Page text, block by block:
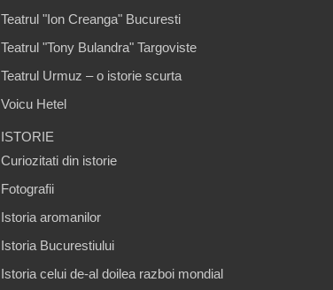
Teatrul "Ion Creanga" Bucuresti
Teatrul "Tony Bulandra" Targoviste
Teatrul Urmuz – o istorie scurta
Voicu Hetel
ISTORIE
Curiozitati din istorie
Fotografii
Istoria aromanilor
Istoria Bucurestiului
Istoria celui de-al doilea razboi mondial